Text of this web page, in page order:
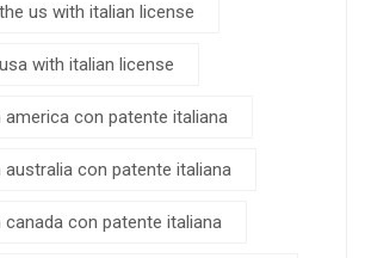
us with italian license
with italian license
america con patente italiana
australia con patente italiana
canada con patente italiana